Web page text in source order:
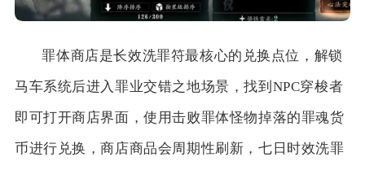
罪体商店是长效洗罪符最核心的兑换点位，解锁
马车系统后进入罪业交错之地场景，找到NPC穿梭者
即可打开商店界面，使用击败罪体怪物掉落的罪魂货
币进行兑换，商店商品会周期性刷新，七日时效洗罪